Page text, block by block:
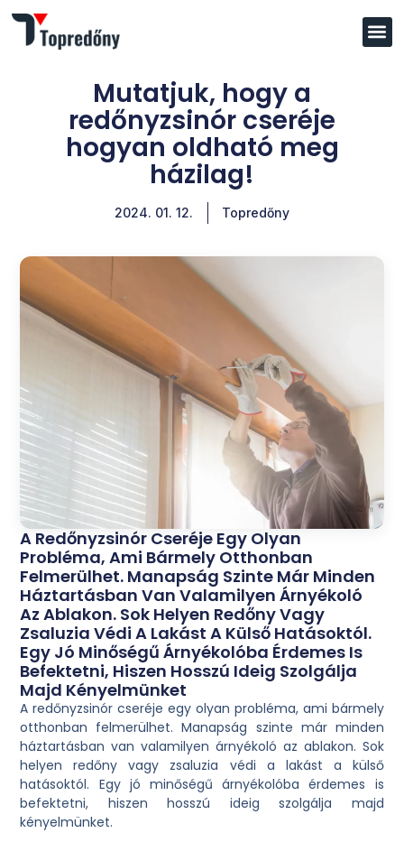
Mutatjuk, hogy a
redőnyzsinór cseréje
hogyan oldható meg
házilag!
2024. 01. 12. Topredőny
A Redőnyzsinór Cseréje Egy Olyan
Probléma, Ami Bármely Otthonban
Felmerülhet. Manapság Szinte Már Minden
Háztartásban Van Valamilyen Árnyékoló
Az Ablakon. Sok Helyen Redőny Vagy
Zsaluzia Védi A Lakást A Külső Hatásoktól.
Egy Jó Minőségű Árnyékolóba Érdemes Is
Befektetni, Hiszen Hosszú Ideig Szolgálja
Majd Kényelmünket
A redőnyzsinór cseréje egy olyan probléma, ami bármely
otthonban felmerülhet. Manapság szinte már minden
háztartásban van valamilyen árnyékoló az ablakon. Sok
helyen redőny vagy zsaluzia védi a lakást a külső
hatásoktól. Egy jó minőségű árnyékolóba érdemes is
befektetni, hiszen hosszú ideig szolgálja majd
kényelmünket.